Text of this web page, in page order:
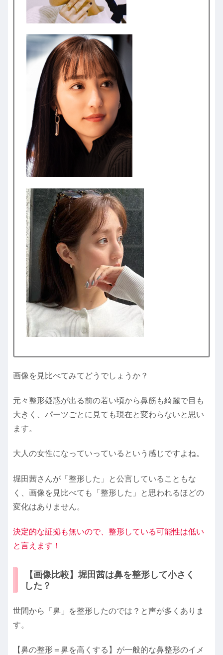
画像を見比べてみてどうでしょうか？
元々整形疑惑が出る前の若い頃から鼻筋も綺麗で目も
大きく、パーツごとに見ても現在と変わらないと思い
ます。
大人の女性になっていっているという感じですよね。
堀田茜さんが「整形した」と公言していることもな
く、画像を見比べても「整形した」と思われるほどの
変化はありません。
決定的な証拠も無いので、整形している可能性は低い
と言えます！
【画像比較】堀田茜は鼻を整形して小さく
した？
世間から「鼻」を整形したのでは？と声が多くありま
す。
【鼻の整形＝鼻を高くする】が一般的な鼻整形のイメ